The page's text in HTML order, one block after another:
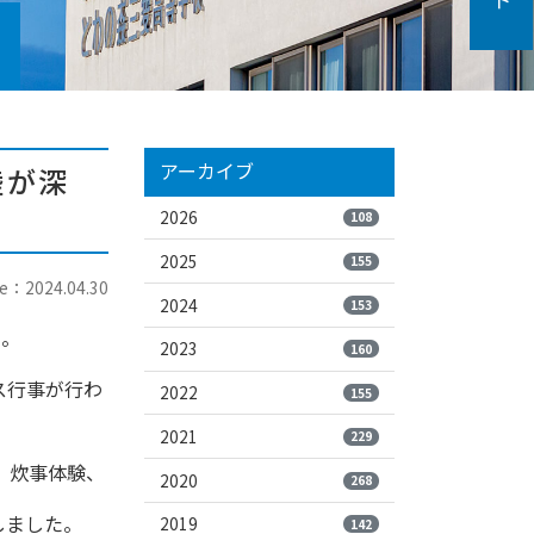
深
：2024.04.30
事が行わ
事体験、
した。
アーカイブ
2026 108
2025 155
2024 153
2023 160
2022 155
2021 229
2020 268
2019 142